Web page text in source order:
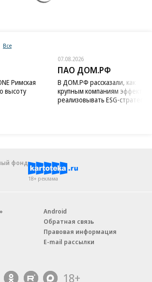
Все
Римская
высоту
07.08.2026
ПАО ДОМ.РФ
В ДОМ.РФ рассказали, как
крупным компаниям
реализовывать ESG-стратегию
фонд
18+ реклама
Android
Обратная связь
Правовая информация
E-mail рассылки
18+